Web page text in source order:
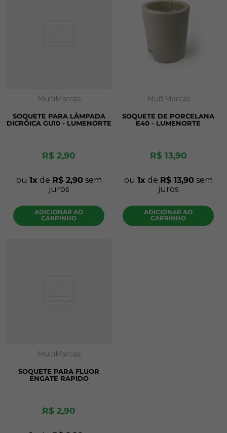
MultiMarcas
SOQUETE PARA LÂMPADA
DICRÓICA GU10 - LUMENORTE
R$ 2,90
ou 1 de R$ 2,90 sem
juros
ADICIONAR AO
CARRINHO
MultiMarcas
SOQUETE DE PORCELANA
E40 - LUMENORTE
R$ 13,90
ou 1 de R$ 13,90 sem
juros
ADICIONAR AO
CARRINHO
MultiMarcas
SOQUETE PARA FLUOR
ENGATE RAPIDO
R$ 2,90